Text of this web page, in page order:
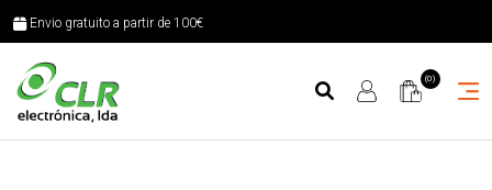
Envio gratuito a partir de 100€
(0)